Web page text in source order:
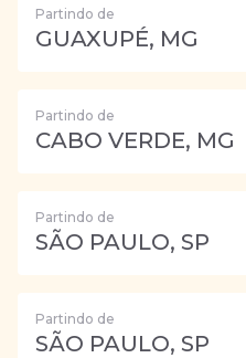
Partindo de
GUAXUPÉ, MG
Partindo de
CABO VERDE, MG
Partindo de
SÃO PAULO, SP
Partindo de
SÃO PAULO, SP